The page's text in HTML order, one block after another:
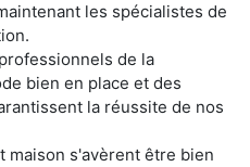
les spécialistes de
de la
bien en place et des
la réussite de nos
maison s'avèrent être bien